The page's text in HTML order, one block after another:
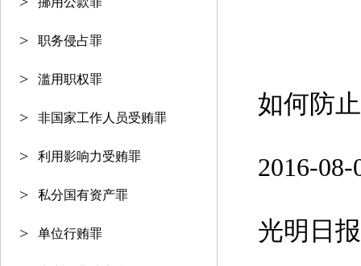
职务侵占罪
滥用职权罪
非国家工作人员受贿罪
利用影响力受贿罪
私分国有资产罪
单位行贿罪
如何防
2016-
光明日